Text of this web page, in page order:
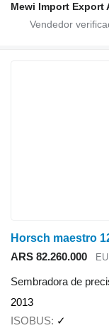
Mewi Import Export
Horsch maestro
ARS 82.260.000
Sembradora de
2013
ISOBUS ✓